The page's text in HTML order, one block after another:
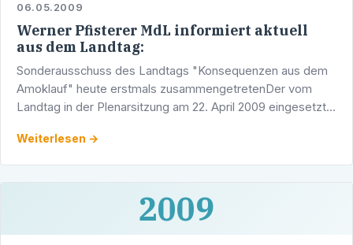
06.05.2009
Werner Pfisterer MdL informiert aktuell
aus dem Landtag:
Sonderausschuss des Landtags "Konsequenzen aus dem
Amoklauf" heute erstmals zusammengetretenDer vom
Landtag in der Plenarsitzung am 22. April 2009 eingesetzte
Winnenden …
Weiterlesen →
2009